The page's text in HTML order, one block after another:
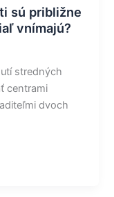
sú približne
vnímajú?
stredných
centrami
dvoch